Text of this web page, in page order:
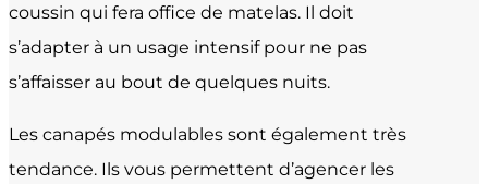
coussin qui fera office de matelas. Il doit
s’adapter à un usage intensif pour ne pas
s’affaisser au bout de quelques nuits.
Les canapés modulables sont également très
tendance. Ils vous permettent d’agencer les